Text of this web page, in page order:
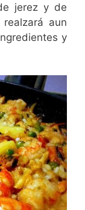
jerez y de
aun
y